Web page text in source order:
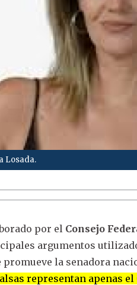
Losada.
por el Consejo
argumentos
promueve la senadora
representan apenas